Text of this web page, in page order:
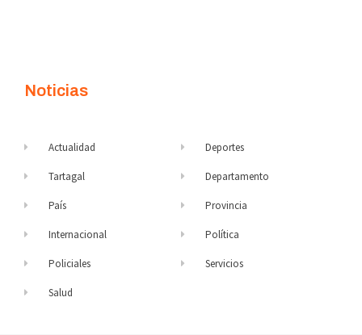
Noticias
Actualidad
Tartagal
País
Internacional
Policiales
Salud
Deportes
Departamento
Provincia
Política
Servicios